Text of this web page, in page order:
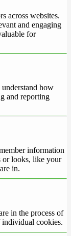
across websites.
and engaging
for
how
and reporting
information
or looks, like your
in.
in the process of
cookies.